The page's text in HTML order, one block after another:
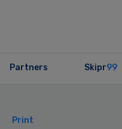
Partners Skipr99
Print